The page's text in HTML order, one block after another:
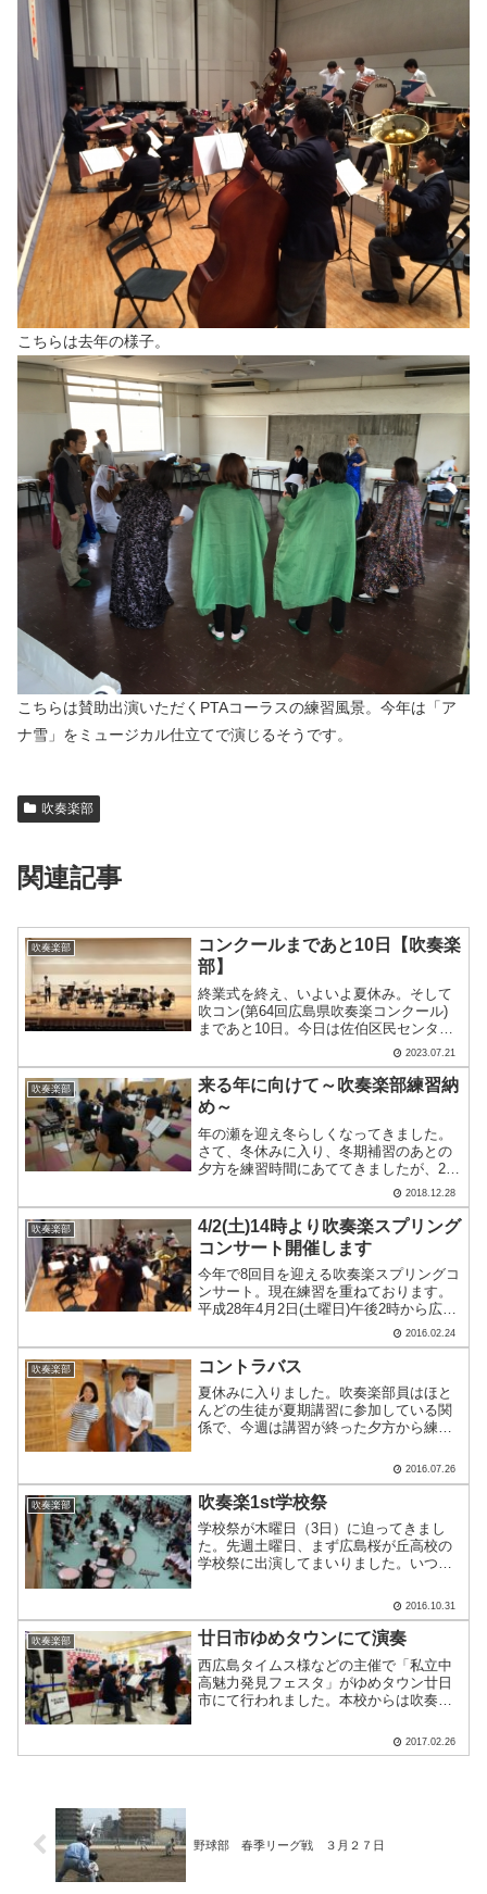
こちらは去年の様子。
こちらは賛助出演いただくPTAコーラスの練習風景。今年は「ア
ナ雪」をミュージカル仕立てで演じるそうです。
吹奏楽部
関連記事
吹奏楽部
コンクールまであと10日【吹奏楽
部】
終業式を終え、いよいよ夏休み。そして
吹コン(第64回広島県吹奏楽コンクール)
まであと10日。今日は佐伯区民センター
をお借りしてホール練習を行いました。
発音、バランス、そして音楽づくりの大
きなステップになったと思います。来週
からは補習も始まり.....
2023.07.21
吹奏楽部
来る年に向けて～吹奏楽部練習納
め～
年の瀬を迎え冬らしくなってきました。
さて、冬休みに入り、冬期補習のあとの
夕方を練習時間にあててきましたが、28
日で練習納め。年明けには吹奏楽私学祭
に出演いたします。今年は単独で出演い
たします。聴く人の心に届く演奏を目指
して来年も精進したいと.....
2018.12.28
吹奏楽部
4/2(土)14時より吹奏楽スプリング
コンサート開催します
今年で8回目を迎える吹奏楽スプリングコ
ンサート。現在練習を重ねております。
平成28年4月2日(土曜日)午後2時から広島
市西区民センターホールにて昨年の様子
2016.02.24
吹奏楽部 コントラバス
夏休みに入りました。吹奏楽部員はほと
んどの生徒が夏期講習に参加している関
係で、今週は講習が終った夕方から練習
人が。 事務室の平岡先生は中学校時
代、吹奏楽部でコントラバスを演奏して
いらっしゃいました。そこで.....
2016.07.26
吹奏楽部 吹奏楽1st学校祭
学校祭が木曜日（3日）に迫ってきまし
た。先週土曜日、まず広島桜が丘高校の
学校祭に出演してまいりました。いつも
他校の生徒さん、先生と一緒に演奏する
のは緊張感も感じます。グロッケンのソ
ロはこの曲の肝。うまく.....
2016.10.31
吹奏楽部 廿日市ゆめタウンにて演奏
西広島タイムス様などの主催で「私立中
高魅力発見フェスタ」がゆめタウン廿日
市にて行われました。本校からは吹奏楽
は、学校祭でも経験したことないほど。
小さなお子さんから幅広い皆さんにお聞
2017.02.26
野球部 春季リーグ戦 ３月２７日